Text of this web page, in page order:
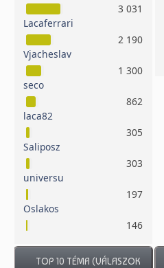
3 031
Lacaferrari
2 190
Vjacheslav
1 300
seco
862
laca82
305
Saliposz
303
universu
197
Oslakos
146
TOP 10 TÉMA (VÁLASZOK